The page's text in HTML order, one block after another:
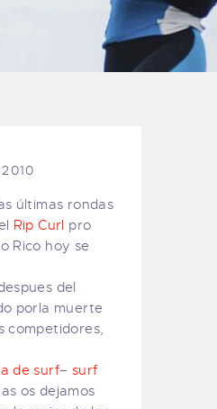
SURFERS
últimas rondas
Rip Curl pro
Rico hoy se
del
porla muerte
competidores,
de surf– surf
os dejamos